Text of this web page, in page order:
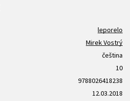
leporelo
Mirek Vostrý
čeština
10
9788026418238
12.03.2018